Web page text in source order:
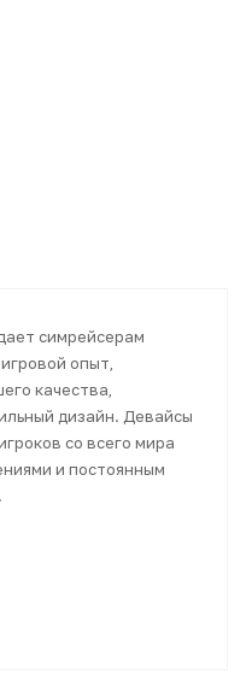
симрейсерам
опыт,
качества,
дизайн. Девайсы
со всего мира
и постоянным